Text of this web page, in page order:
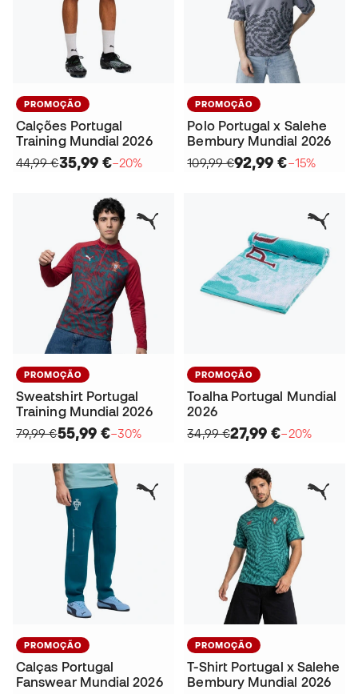
PROMOÇÃO
Calções Portugal
Training Mundial 2026
44,99 €35,99 €−20%
PROMOÇÃO
Polo Portugal x Salehe
Bembury Mundial 2026
109,99 €92,99 €−15%
PROMOÇÃO
Sweatshirt Portugal
Training Mundial 2026
79,99 €55,99 €−30%
PROMOÇÃO
Toalha Portugal Mundial
2026
34,99 €27,99 €−20%
PROMOÇÃO
Calças Portugal
Fanswear Mundial 2026
PROMOÇÃO
T-Shirt Portugal x Salehe
Bembury Mundial 2026